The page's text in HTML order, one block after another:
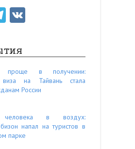
проще в получении:
виза на Тайвань стала
России
человека в воздух:
напал на туристов в
парке